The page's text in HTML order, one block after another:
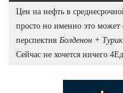
Цен на нефть в
просто но именно это может
перспектив Болденон +
Сейчас не хочется ничего 4Ед.